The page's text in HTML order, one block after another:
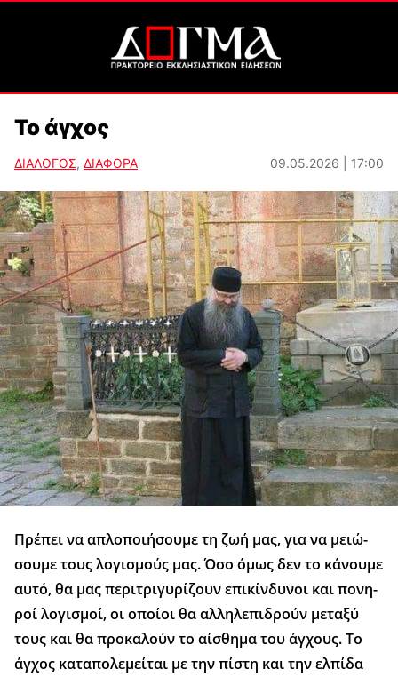
Το άγχος
ΔΙΑΛΟΓΟΣ, ΔΙΑΦΟΡΑ 09.05.2026 | 17:00
Πρέ­πει να απλο­ποι­ή­σου­με τη ζωή μας, για να μειώ­
σου­με τους λο­γι­σμούς μας. Όσο όμως δεν το κά­νου­με
αυτό, θα μας πε­ρι­τρι­γυ­ρί­ζουν επι­κίν­δυ­νοι και πο­νη­
ροί λο­γι­σμοί, οι οποί­οι θα αλ­λη­λε­πι­δρούν με­τα­ξύ
τους και θα προ­κα­λούν το αί­σθη­μα του άγ­χους. Το
άγ­χος κα­τα­πο­λε­μεί­ται με την πί­στη και την ελ­πί­δα